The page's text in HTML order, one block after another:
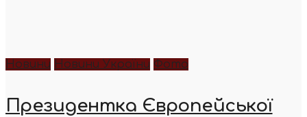
Новини Новини України Фото
Президентка Європейської